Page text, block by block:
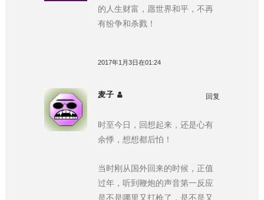
的人生财富，愿世界和平，不再
有纷争和杀戮！
2017年1月3日在01:24
麦子 回复
时至今日，回想起来，还是心有
余悸，想想都后怕！
当时刚从国外回来的时候，正值
过年，听到鞭炮的声音第一反应
是不是哪里又打枪了，是不是又